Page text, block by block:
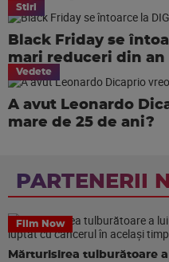
Stiri
Black Friday se
mari reduceri din an
Vedete
A avut Leonardo
mare de 25 de ani?
PARTENERII
Film Now
Mărturisirea tulburătoare